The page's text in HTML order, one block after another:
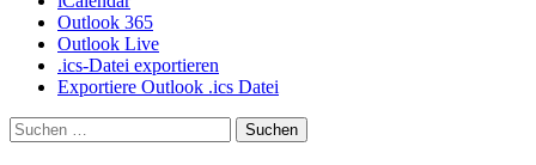
Outlook 365
Outlook Live
.ics-Datei exportieren
Exportiere Outlook .ics Datei
Suchen
nach: